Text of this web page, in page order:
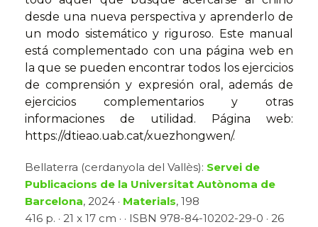
desde una nueva perspectiva y aprenderlo de
un modo sistemático y riguroso. Este manual
está complementado con una página web en
la que se pueden encontrar todos los ejercicios
de comprensión y expresión oral, además de
ejercicios complementarios y otras
informaciones de utilidad. Página web:
https://dtieao.uab.cat/xuezhongwen/.
Bellaterra (cerdanyola del Vallès): Servei de
Publicacions de la Universitat Autònoma de
Barcelona, 2024 · Materials, 198
416 p. · 21 x 17 cm · · ISBN 978-84-10202-29-0 · 26